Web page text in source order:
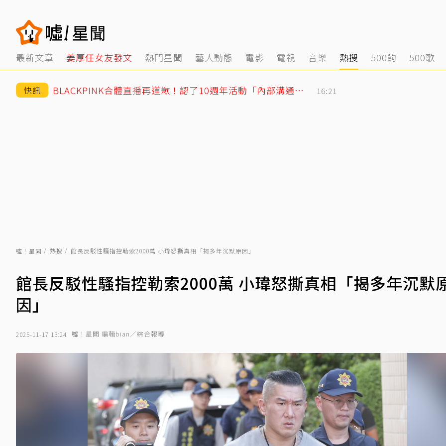
最新文章 姜厚任女友發文 熱門星聞 藝人動態 電影 電視 音樂 熱搜 500齣 500歌
快訊 BLACKPINK合體直播再道歉！認了10週年活動「內部溝通出問題」 16:21
噓！星聞 熱搜 館長反駁性騷指控勒索2000萬 小瑋怒撕真相「揭多年沉默原因」
館長反駁性騷指控勒索2000萬 小瑋怒撕真相「揭多年沉默
因」
2025-11-17 13:24 噓！星聞 編輯bian／綜合報導